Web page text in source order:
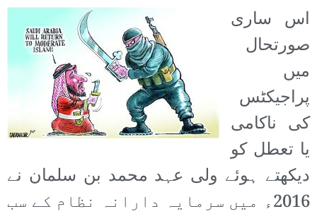
اس ساری
صورتحال
میں
پراجیکٹس
کی ناکامی
یا تعطل کو
دیکھتے ہوئے ولی عہد محمد بن سلمان نے
2016ء میں سرمایہ دارانہ نظام کے سب